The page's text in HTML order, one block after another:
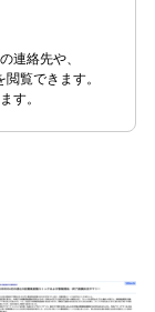
連絡先や、
覧できます。
す。